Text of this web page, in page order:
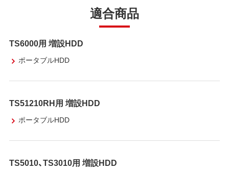
適合商品
TS6000用 増設HDD
ポータブルHDD
TS51210RH用 増設HDD
ポータブルHDD
TS5010、TS3010用 増設HDD